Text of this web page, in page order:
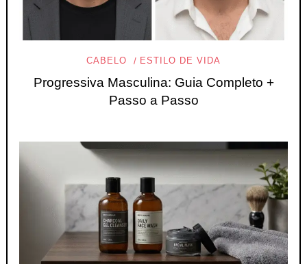
CABELO ESTILO DE VIDA
Progressiva Masculina: Guia Completo +
Passo a Passo